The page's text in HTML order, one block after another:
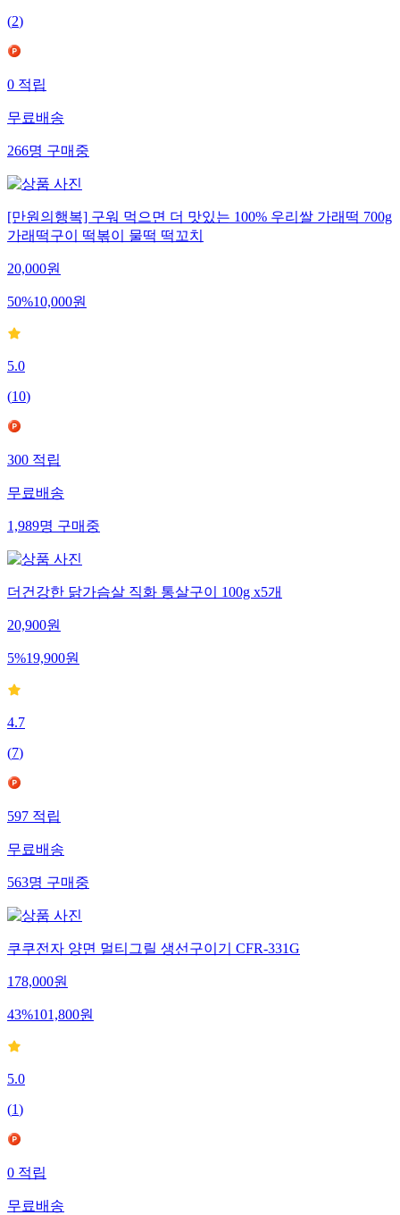
(2)
0 적립
무료배송
266명 구매중
[만원의행복] 구워 먹으면 더 맛있는 100% 우리쌀 가래떡 700g
가래떡구이 떡볶이 물떡 떡꼬치
20,000원
50%10,000원
5.0
(10)
300 적립
무료배송
1,989명 구매중
더건강한 닭가슴살 직화 통살구이 100g x5개
20,900원
5%19,900원
4.7
(7)
597 적립
무료배송
563명 구매중
쿠쿠전자 양면 멀티그릴 생선구이기 CFR-331G
178,000원
43%101,800원
5.0
(1)
0 적립
무료배송